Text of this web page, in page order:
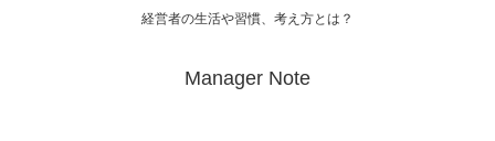
経営者の生活や習慣、考え方とは？
Manager Note